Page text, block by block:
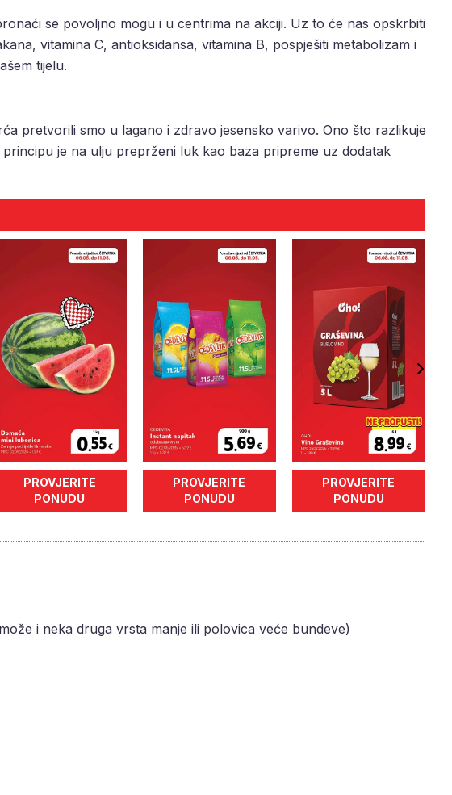
se povoljno mogu i u centrima na akciji. Uz to će nas opskrbiti
vitamina C, antioksidansa, vitamina B, pospješiti metabolizam i
tijelu.
pretvorili smo u lagano i zdravo jesensko varivo. Ono što razlikuje
je na ulju preprženi luk kao baza pripreme uz dodatak
PROVJERITE
PONUDU
PROVJERITE
PONUDU
PROVJERITE
PONUDU
i neka druga vrsta manje ili polovica veće bundeve)